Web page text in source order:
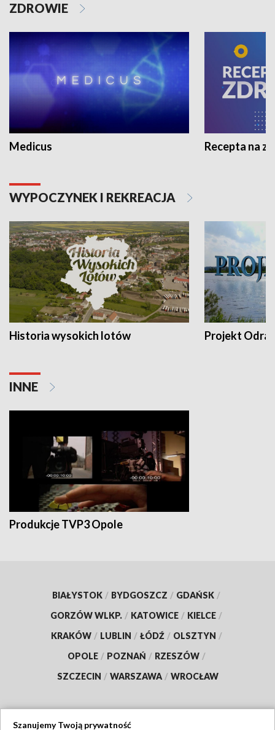
ZDROWIE
Medicus Recepta na
WYPOCZYNEK I REKREACJA
Historia wysokich lotów Projekt Odra
INNE
Produkcje TVP3 Opole
BIAŁYSTOK / BYDGOSZCZ / GDAŃSK /
GORZÓW WLKP. / KATOWICE / KIELCE /
KRAKÓW / LUBLIN / ŁÓDŹ / OLSZTYN /
OPOLE / POZNAŃ / RZESZÓW /
SZCZECIN / WARSZAWA / WROCŁAW
Szanujemy Twoją prywatność